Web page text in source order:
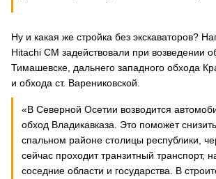
Ну и какая же стройка без экскаваторов?
Hitachi CM задействовали при возведении
Тимашевске, дальнего западного обхода
и обхода ст. Варениковской.
«В Северной Осетии возводится
обход Владикавказа. Это поможет
спальном районе столицы республики,
сейчас проходит транзитный транспорт,
соседние области и государства. В